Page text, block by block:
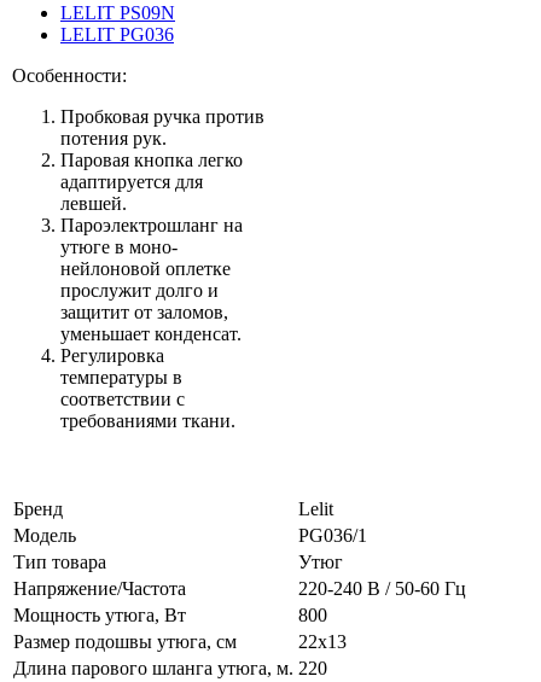
LELIT PS09N
LELIT PG036
Особенности:
Пробковая ручка против
потения рук.
Паровая кнопка легко
адаптируется для
левшей.
Пароэлектрошланг на
утюге в моно-
нейлоновой оплетке
прослужит долго и
защитит от заломов,
уменьшает конденсат.
Регулировка
температуры в
соответствии с
требованиями ткани.
Бренд
Lelit
Модель
PG036/1
Тип товара
Утюг
Напряжение/Частота
220-240 В / 50-60 Гц
Мощность утюга, Вт
800
Размер подошвы утюга, см
22x13
Длина парового шланга утюга, м. 220